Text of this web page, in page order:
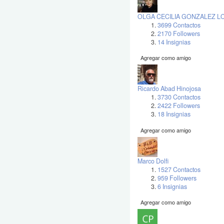
OLGA CECILIA GONZALEZ
3699 Contactos
2170 Followers
14 Insignias
Agregar como amigo
Ricardo Abad Hinojosa
3730 Contactos
2422 Followers
18 Insignias
Agregar como amigo
Marco Dolfi
1527 Contactos
959 Followers
6 Insignias
Agregar como amigo